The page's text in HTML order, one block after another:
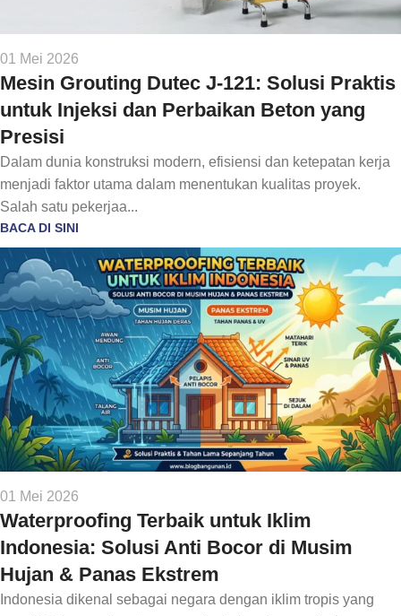
01 Mei 2026
Mesin Grouting Dutec J-121: Solusi Praktis
untuk Injeksi dan Perbaikan Beton yang
Presisi
Dalam dunia konstruksi modern, efisiensi dan ketepatan kerja
menjadi faktor utama dalam menentukan kualitas proyek.
Salah satu pekerjaa...
BACA DI SINI
01 Mei 2026
Waterproofing Terbaik untuk Iklim
Indonesia: Solusi Anti Bocor di Musim
Hujan & Panas Ekstrem
Indonesia dikenal sebagai negara dengan iklim tropis yang